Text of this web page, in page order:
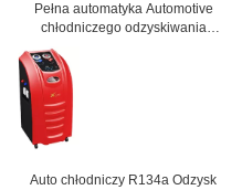
Pełna automatyka Automotive
chłodniczego odzyskiwania
maszyna klimatyzacja narzędzi i
Auto chłodniczy R134a Odzysk